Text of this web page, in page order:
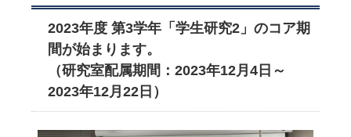
2023年度 第3学年「学生研究2」のコア期
間が始まります。
（研究室配属期間：2023年12月4日～
2023年12月22日）